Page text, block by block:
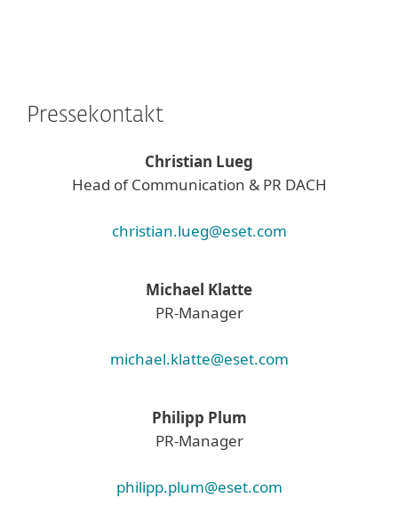
Pressekontakt
Christian Lueg
Head of Communication & PR DACH
christian.lueg@eset.com
Michael Klatte
PR-Manager
michael.klatte@eset.com
Philipp Plum
PR-Manager
philipp.plum@eset.com